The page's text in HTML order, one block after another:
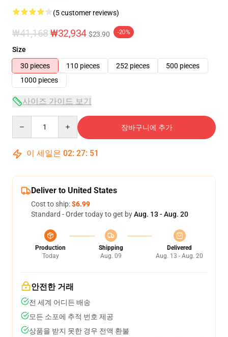
(5 customer reviews)
₩41,168₩32,934 $23.90 -20%
Size
30 pieces
110 pieces 252 pieces
500 pieces
1000 pieces
사이즈 가이드 보기
장바구니에 추가
이 세일은 02: 27: 51
Deliver to United States
Cost to ship:$6.99
Standard - Order today to get byAug. 13 - Aug. 20
Production
Today
Shipping
Aug. 09
Delivered
Aug. 13 - Aug. 20
안전한 거래
전 세계 어디든 배송
모든 소포에 추적 번호 제공
상품을 받지 못한 경우 전액 환불